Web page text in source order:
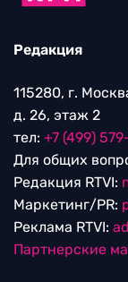
Редакция
115280, г.
д. 26, этаж 2
тел: +7 (499)
Для общих
Редакция RTVI:
Маркетинг/PR:
Реклама RTVI:
Партнерские